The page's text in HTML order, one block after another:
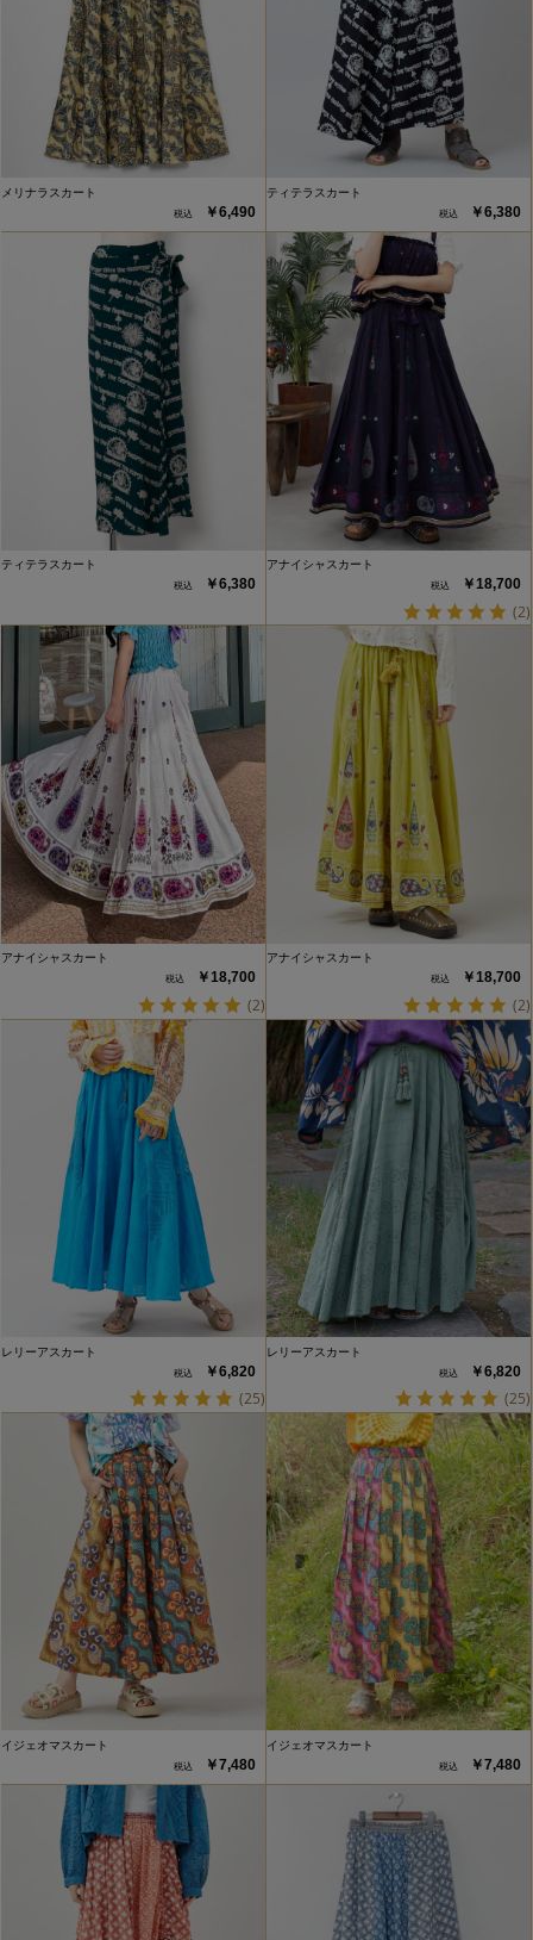
メリナラスカート
￥6,490
ティテラスカート
￥6,380
ティテラスカート
￥6,380
アナイシャスカート
￥18,700
(2)
アナイシャスカート
￥18,700
(2)
アナイシャスカート
￥18,700
(2)
レリーアスカート
￥6,820
(25)
レリーアスカート
￥6,820
(25)
イジェオマスカート
￥7,480
イジェオマスカート
￥7,480